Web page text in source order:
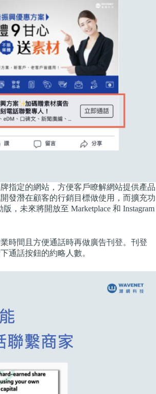
指定的網站，方便客戶瞭解網站提供產品
發潛在顧客的行銷目標做使用，而擴充功
，未來將開放至 Marketplace 和 Instagram
時間且方便通話時再做廣告刊登。刊登
通話按鈕的約略人數。